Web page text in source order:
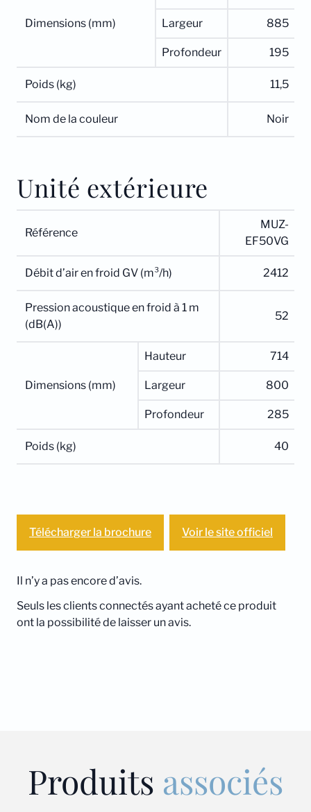
Dimensions (mm) Largeur 885
Profondeur 195
Poids (kg) 11,5
Nom de la couleur Noir
Unité extérieure
Référence
MUZ-
EF50VG
Débit d’air en froid GV (m³/h) 2412
Pression acoustique en froid à 1 m
(dB(A))
52
Dimensions (mm)
Hauteur 714
Largeur 800
Profondeur 285
Poids (kg) 40
Télécharger la brochure Voir le site officiel
Il n’y a pas encore d’avis.
Seuls les clients connectés ayant acheté ce produit
ont la possibilité de laisser un avis.
Produits associés